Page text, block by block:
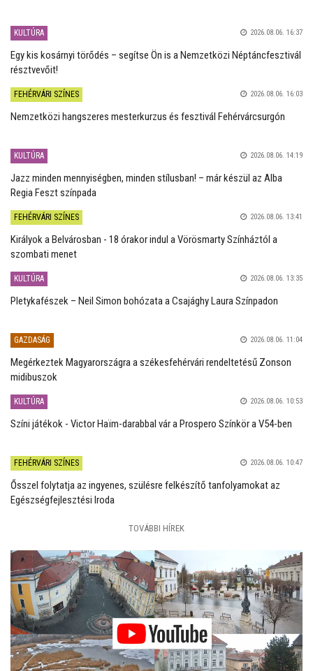
KULTÚRA 2026.08.06. 16:37
Egy kis kosárnyi törődés – segítse Ön is a Nemzetközi Néptáncfesztivál
résztvevőit!
FEHÉRVÁRI SZÍNES 2026.08.06. 16:03
Nemzetközi hangszeres mesterkurzus és fesztivál Fehérvárcsurgón
KULTÚRA 2026.08.06. 14:19
Jazz minden mennyiségben, minden stílusban! – már készül az Alba
Regia Feszt színpada
FEHÉRVÁRI SZÍNES 2026.08.06. 13:41
Királyok a Belvárosban - 18 órakor indul a Vörösmarty Színháztól a
szombati menet
KULTÚRA 2026.08.06. 13:35
Pletykafészek – Neil Simon bohózata a Csajághy Laura Színpadon
GAZDASÁG 2026.08.06. 11:04
Megérkeztek Magyarországra a székesfehérvári rendeltetésű Zonson
midibuszok
KULTÚRA 2026.08.06. 10:53
Színi játékok - Victor Haïm-darabbal vár a Prospero Színkör a V54-ben
FEHÉRVÁRI SZÍNES 2026.08.06. 10:47
Ősszel folytatja az ingyenes, szülésre felkészítő tanfolyamokat az
Egészségfejlesztési Iroda
TOVÁBBI HÍREK